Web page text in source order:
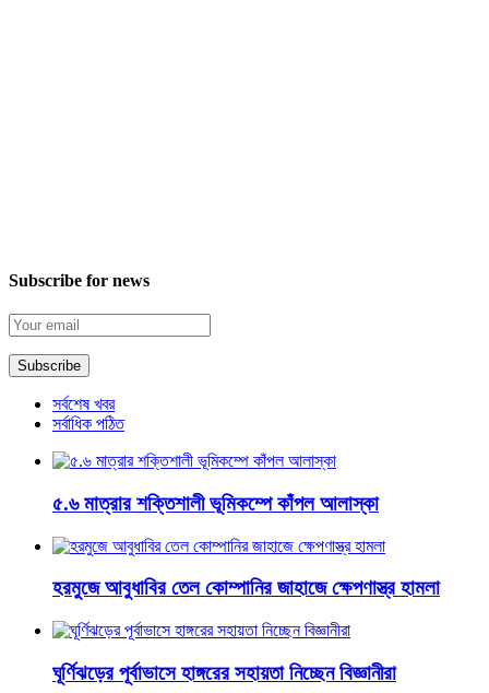
Subscribe for news
সর্বশেষ খবর
সর্বাধিক পঠিত
৫.৬ মাত্রার শক্তিশালী ভূমিকম্পে কাঁপল আলাস্কা
হরমুজে আবুধাবির তেল কোম্পানির জাহাজে ক্ষেপণাস্ত্র হামলা
ঘূর্ণিঝড়ের পূর্বাভাসে হাঙ্গরের সহায়তা নিচ্ছেন বিজ্ঞানীরা